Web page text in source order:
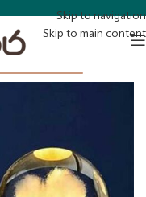
Skip to navigation
Skip to main content